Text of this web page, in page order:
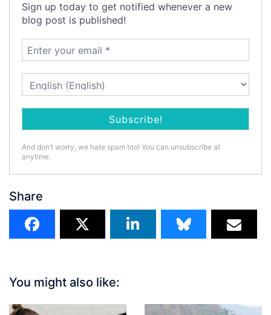
Sign up today to get notified whenever a new
blog post is published!
And don’t worry, we hate spam too! You can unsubscribe at
anytime.
Share
You might also like: